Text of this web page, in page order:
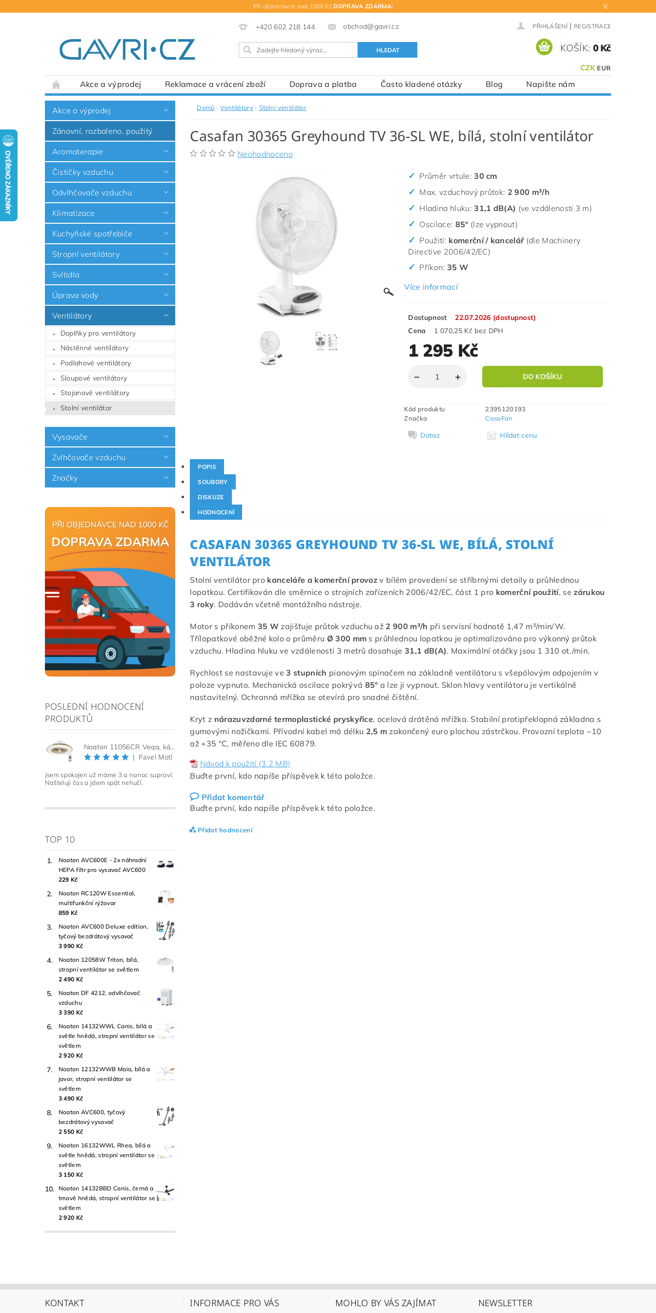
Při objednávce nad 1000 Kč DOPRAVA ZDARMA!
+420 602 218 144 obchod@gavri.cz PŘIHLÁŠENÍ | REGISTRACE
CZK EUR
KOŠÍK: 0 Kč
Akce a výprodej Reklamace a vrácení zboží Doprava a platba Často kladené otázky Blog Napište nám
Akce a výprodej
Zánovní, rozbaleno, použitý
Aromaterapie
Čističky vzduchu
Odvlhčovače vzduchu
Klimatizace
Kuchyňské spotřebiče
Stropní ventilátory
Svítidla
Úprava vody
Ventilátory
Doplňky pro ventilátory
Nástěnné ventilátory
Podlahové ventilátory
Sloupové ventilátory
Stojanové ventilátory
Stolní ventilátor
Vysavače
Zvlhčovače vzduchu
Značky
POSLEDNÍ HODNOCENÍ
PRODUKTŮ
Noaton 11056CR Vega, kávová, stropní ventilátor se světlem
| Pavel Motl
Jsem spokojen už máme 3 a nanoc suproví.
Našteluji čas a jdem spát nehučí.
TOP 10
Noaton AVC600E - 2x náhradní
HEPA filtr pro vysavač AVC600
229 Kč
Noaton RC120W Essential,
multifunkční rýžovar
859 Kč
Noaton AVC600 Deluxe edition,
tyčový bezdrátový vysavač
3 990 Kč
Noaton 12058W Triton, bílá,
stropní ventilátor se světlem
2 490 Kč
Noaton DF 4212, odvlhčovač
vzduchu
3 390 Kč
Noaton 14132WWL Canis, bílá a
světle hnědá, stropní ventilátor se
světlem
2 920 Kč
Noaton 12132WWB Maia, bílá a
javor, stropní ventilátor se
světlem
3 490 Kč
Noaton AVC600, tyčový
bezdrátový vysavač
2 550 Kč
Noaton 16132WWL Rhea, bílá a
světle hnědá, stropní ventilátor se
světlem
3 150 Kč
Noaton 14132BBD Canis, černá a
tmavě hnědá, stropní ventilátor se
světlem
2 920 Kč
Domů Ventilátory Stolní ventilátor
Casafan 30365 Greyhound TV 36-SL WE, bílá, stolní ventilátor
Neohodnoceno
Průměr vrtule:30 cm
Max. vzduchový průtok: 2 900 m³/h
Hladina hluku:31,1 dB(A) (ve vzdálenosti 3 m)
Oscilace: 85° (lze vypnout)
Použití: komerční / kancelář(dle Machinery
Directive 2006/42/EC)
Příkon: 35 W
Více informací
Dostupnost
22.07.2026 (dostupnost)
Cena
1 070,25 Kč bez DPH
1 295 Kč
Kód produktu
2395120193
Značka
CasaFan
Dotaz Hlídat cenu
POPIS
SOUBORY
DISKUZE
HODNOCENÍ
CASAFAN 30365 GREYHOUND TV 36-SL WE, BÍLÁ, STOLNÍ
VENTILÁTOR
Stolní ventilátor pro kanceláře a komerční provoz v bílém provedení se stříbrnými detaily a průhlednou
lopatkou. Certifikován dle směrnice o strojních zařízeních 2006/42/EC, část 1 pro komerční použití, sezárukou
3 roky. Dodáván včetně montážního nástroje.
Motor s příkonem 35 W zajišťuje průtok vzduchu až 2 900 m³/h při servisní hodnotě 1,47 m³/min/W.
Třílopatkové oběžné kolo o průměru Ø 300 mm s průhlednou lopatkou je optimalizováno pro výkonný průtok
vzduchu. Hladina hluku ve vzdálenosti 3 metrů dosahuje31,1 dB(A). Maximální otáčky jsou 1 310 ot./min.
Rychlost se nastavuje ve3 stupních pianovým spínačem na základně ventilátoru s všepólovým odpojením v
poloze vypnuto. Mechanická oscilace pokrývá 85° a lze ji vypnout. Sklon hlavy ventilátoru je vertikálně
nastavitelný. Ochranná mřížka se otevírá pro snadné čištění.
Kryt z nárazuvzdorné termoplastické pryskyřice, ocelová drátěná mřížka. Stabilní protipřeklopná základna s
gumovými nožičkami. Přívodní kabel má délku 2,5 m zakončený euro plochou zástrčkou. Provozní teplota −10
až +35 °C, měřeno dle IEC 60879.
Návod k použití (3.2 MB)
Buďte první, kdo napíše příspěvek k této položce.
Přidat komentář
Buďte první, kdo napíše příspěvek k této položce.
Přidat hodnocení
KONTAKT INFORMACE PRO VÁS MOHLO BY VÁS ZAJÍMAT NEWSLETTER